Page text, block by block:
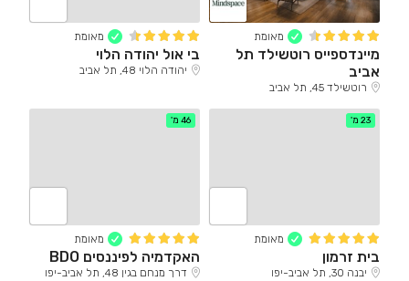
מאומת
מיינדספייס רוטשילד תל
אביב
רוטשילד 45, תל אביב
מאומת
בי אול יהודה הלוי
יהודה הלוי 48, תל אביב
מאומת
23 מ'
בית זרמון
יבנה 30, תל אביב-יפו
מאומת
46 מ'
האקדמיה לפיננסים BDO
דרך מנחם בגין 48, תל אביב-יפו